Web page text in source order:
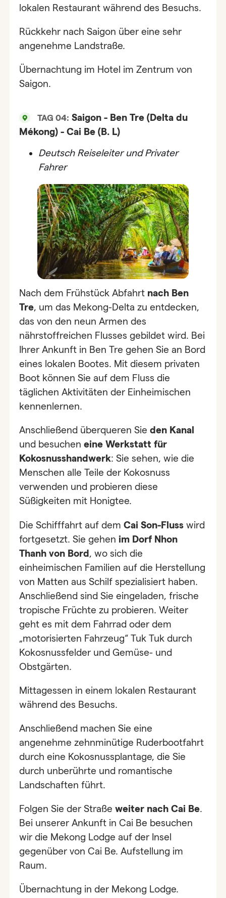
lokalen Restaurant während des Besuchs.
Rückkehr nach Saigon über eine sehr
angenehme Landstraße.
Übernachtung im Hotel im Zentrum von
Saigon.
TAG 04: Saigon - Ben Tre (Delta du
Mékong) - Cai Be (B. L)
DeutschReiseleiter und Privater
Fahrer
Nach dem Frühstück Abfahrt nach Ben
Tre, um das Mekong-Delta zu entdecken,
das von den neun Armen des
nährstoffreichen Flusses gebildet wird. Bei
Ihrer Ankunft in Ben Tre gehen Sie an Bord
eines lokalen Bootes. Mit diesem privaten
Boot können Sie auf dem Fluss die
täglichen Aktivitäten der Einheimischen
kennenlernen.
Anschließend überqueren Sieden Kanal
und besucheneine Werkstatt für
Kokosnusshandwerk: Sie sehen, wie die
Menschen alle Teile der Kokosnuss
verwenden und probieren diese
Süßigkeiten mit Honigtee.
Die Schifffahrt auf demCai Son-Fluss wird
fortgesetzt. Sie gehen im Dorf Nhon
Thanh von Bord, wo sich die
einheimischen Familien auf die Herstellung
von Matten aus Schilf spezialisiert haben.
Anschließend sind Sie eingeladen, frische
tropische Früchte zu probieren. Weiter
geht es mit dem Fahrrad oder dem
„motorisierten Fahrzeug“ Tuk Tuk durch
Kokosnussfelder und Gemüse- und
Obstgärten.
Mittagessen in einem lokalen Restaurant
während des Besuchs.
Anschließend machen Sie eine
angenehme zehnminütige Ruderbootfahrt
durch eine Kokosnussplantage, die Sie
durch unberührte und romantische
Landschaften führt.
Folgen Sie der Straßeweiter nach Cai Be.
Bei unserer Ankunft in Cai Be besuchen
wir die Mekong Lodge auf der Insel
gegenüber von Cai Be. Aufstellung im
Raum.
Übernachtung in der Mekong Lodge.